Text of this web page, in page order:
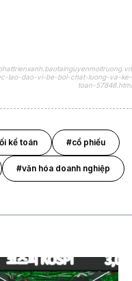
lao-dao-vi-be-boi-chat-luong-va-ke-
toan-57848.html
kế toán #cổ phiếu
#văn hóa doanh nghiệp